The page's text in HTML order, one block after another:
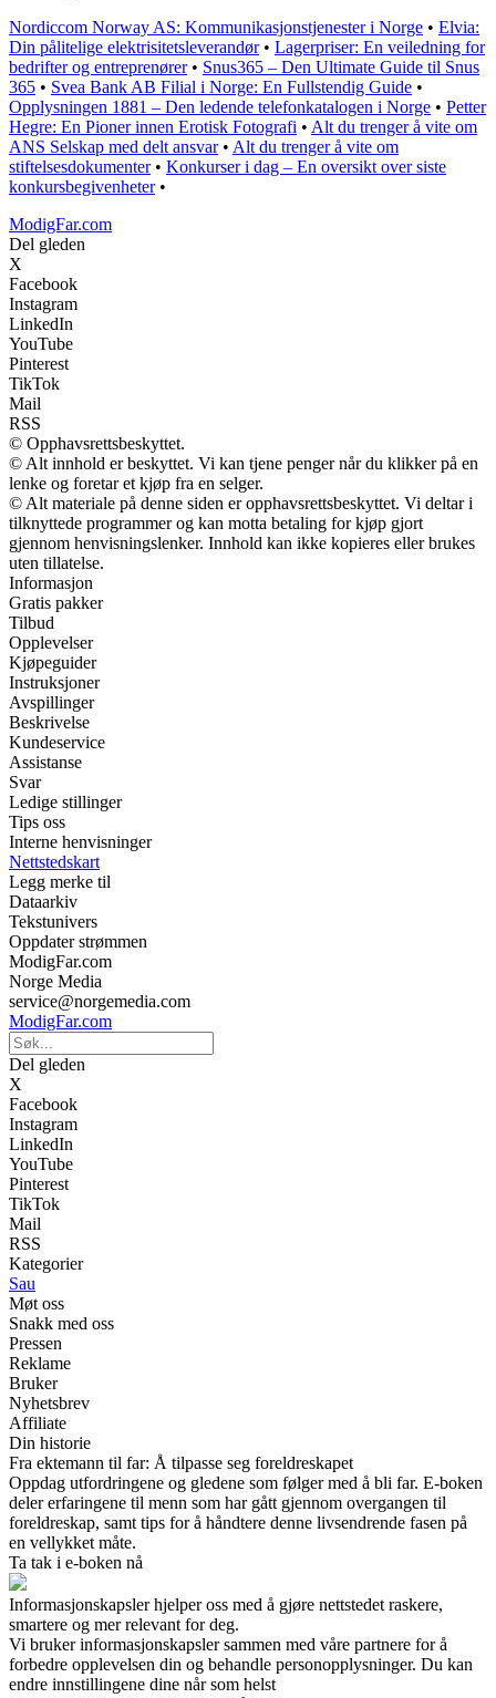
Nordiccom Norway AS: Kommunikasjonstjenester i Norge • Elvia:
Din pålitelige elektrisitetsleverandør• Lagerpriser: En veiledning for
bedrifter og entreprenører• Snus365 – Den Ultimate Guide til Snus
365 • Svea Bank AB Filial i Norge: En Fullstendig Guide •
Opplysningen 1881 – Den ledende telefonkatalogen i Norge • Petter
Hegre: En Pioner innen Erotisk Fotografi • Alt du trenger å vite om
ANS Selskap med delt ansvar• Alt du trenger å vite om
stiftelsesdokumenter• Konkurser i dag – En oversikt over siste
konkursbegivenheter•
ModigFar.com
Del gleden
X
Facebook
Instagram
LinkedIn
YouTube
Pinterest
TikTok
Mail
RSS
© Opphavsrettsbeskyttet.
© Alt innhold er beskyttet. Vi kan tjene penger når du klikker på en
lenke og foretar et kjøp fra en selger.
© Alt materiale på denne siden er opphavsrettsbeskyttet. Vi deltar i
tilknyttede programmer og kan motta betaling for kjøp gjort
gjennom henvisningslenker. Innhold kan ikke kopieres eller brukes
uten tillatelse.
Informasjon
Gratis pakker
Tilbud
Opplevelser
Kjøpeguider
Instruksjoner
Avspillinger
Beskrivelse
Kundeservice
Assistanse
Svar
Ledige stillinger
Tips oss
Interne henvisninger
Nettstedskart
Legg merke til
Dataarkiv
Tekstunivers
Oppdater strømmen
ModigFar.com
Norge Media
service@norgemedia.com
ModigFar.com
Del gleden
X
Facebook
Instagram
LinkedIn
YouTube
Pinterest
TikTok
Mail
RSS
Kategorier
Sau
Møt oss
Snakk med oss
Pressen
Reklame
Bruker
Nyhetsbrev
Affiliate
Din historie
Fra ektemann til far: Å tilpasse seg foreldreskapet
Oppdag utfordringene og gledene som følger med å bli far. E-boken
deler erfaringene til menn som har gått gjennom overgangen til
foreldreskap, samt tips for å håndtere denne livsendrende fasen på
en vellykket måte.
Ta tak i e-boken nå
Informasjonskapsler hjelper oss med å gjøre nettstedet raskere,
smartere og mer relevant for deg.
Vi bruker informasjonskapsler sammen med våre partnere for å
forbedre opplevelsen din og behandle personopplysninger. Du kan
endre innstillingene dine når som helst